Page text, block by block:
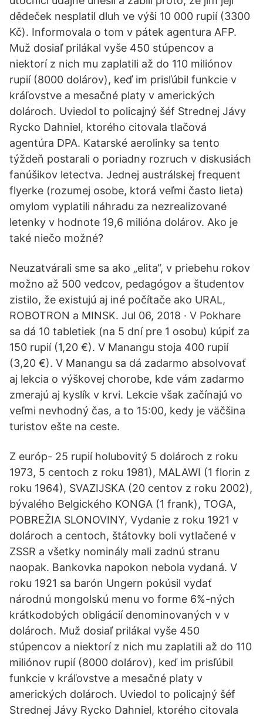
dědeček nesplatil dluh ve výši 10 000 rupií (3300
Kč). Informovala o tom v pátek agentura AFP.
Muž dosiaľ prilákal vyše 450 stúpencov a
niektorí z nich mu zaplatili až do 110 miliónov
rupií (8000 dolárov), keď im prisľúbil funkcie v
kráľovstve a mesačné platy v amerických
dolároch. Uviedol to policajný šéf Strednej Jávy
Rycko Dahniel, ktorého citovala tlačová
agentúra DPA. Katarské aerolinky sa tento
týždeň postarali o poriadny rozruch v diskusiách
fanúšikov letectva. Jednej austrálskej frequent
flyerke (rozumej osobe, ktorá veľmi často lieta)
omylom vyplatili náhradu za nezrealizované
letenky v hodnote 19,6 milióna dolárov. Ako je
také niečo možné?
Neuzatvárali sme sa ako „elita“, v priebehu rokov
možno až 500 vedcov, pedagógov a študentov
zistilo, že existujú aj iné počítače ako URAL,
ROBOTRON a MINSK. Jul 06, 2018 · V Pokhare
sa dá 10 tabletiek (na 5 dní pre 1 osobu) kúpiť za
150 rupií (1,20 €). V Manangu stoja 400 rupií
(3,20 €). V Manangu sa dá zadarmo absolvovať
aj lekcia o výškovej chorobe, kde vám zadarmo
zmerajú aj kyslík v krvi. Lekcie však začínajú vo
veľmi nevhodný čas, a to 15:00, kedy je väčšina
turistov ešte na ceste.
Z európ- 25 rupií holubovitý 5 dolároch z roku
1973, 5 centoch z roku 1981), MALAWI (1 florin z
roku 1964), SVAZIJSKA (20 centov z roku 2002),
bývalého Belgického KONGA (1 frank), TOGA,
POBREŽIA SLONOVINY, Vydanie z roku 1921 v
dolároch a centoch, štátovky boli vytlačené v
ZSSR a všetky nominály mali zadnú stranu
naopak. Bankovka napokon nebola vydaná. V
roku 1921 sa barón Ungern pokúsil vydať
národnú mongolskú menu vo forme 6%-ných
krátkodobých obligácií denominovaných v v
dolároch. Muž dosiaľ prilákal vyše 450
stúpencov a niektorí z nich mu zaplatili až do 110
miliónov rupií (8000 dolárov), keď im prisľúbil
funkcie v kráľovstve a mesačné platy v
amerických dolároch. Uviedol to policajný šéf
Strednej Jávy Rycko Dahniel, ktorého citovala